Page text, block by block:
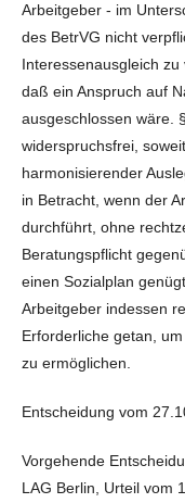
Arbeitgeber - im
des BetrVG nicht
Interessenausgleich
daß ein Anspruch auf
ausgeschlossen wäre.
widerspruchsfrei,
harmonisierender
in Betracht, wenn der
durchführt, ohne
Beratungspflicht
einen Sozialplan
Arbeitgeber indessen
Erforderliche getan,
zu ermöglichen.
Entscheidung vom
Vorgehende
LAG Berlin, Urteil vom